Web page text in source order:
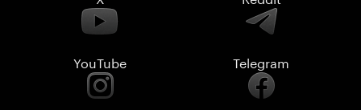
YouTube Telegram